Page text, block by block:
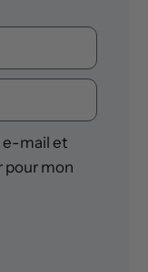
e-mail et
pour mon